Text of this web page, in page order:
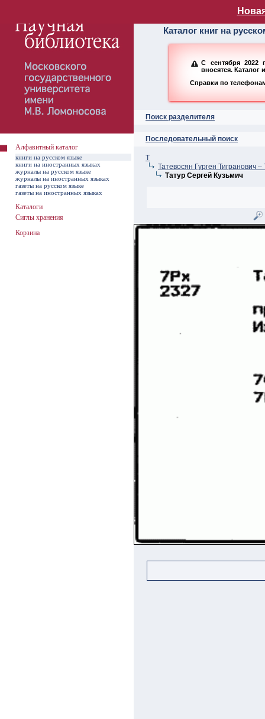
Алфавитный
Каталог книг на
С сентября 2022
вносятся. Каталог
Справки по
Поиск разделителя
Последовательный поиск
Т
Татевосян Гурген Тигранович
Татур Сергей Кузьмич
Алфавитный каталог
книги на русском языке
книги на иностранных языках
журналы на русском языке
журналы на иностранных языках
газеты на русском языке
газеты на иностранных языках
Каталоги
Сиглы хранения
Корзина